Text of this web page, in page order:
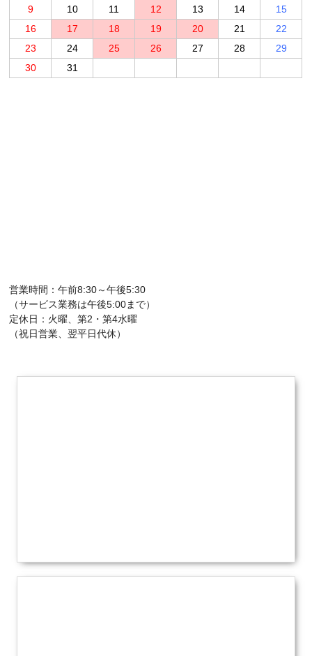
9 10 11 12 13 14
15
16
17 18 19 20 21
22
23
24 25 26 27 28
29
30
31
営業時間：午前8:30～午後5:30
（サービス業務は午後5:00まで）
定休日：火曜、第2・第4水曜
（祝日営業、翌平日代休）